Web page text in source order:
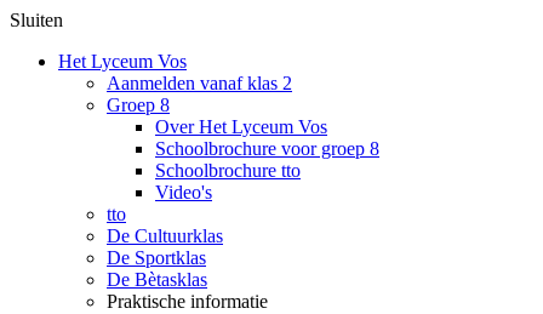
Sluiten
Het Lyceum Vos
Aanmelden vanaf klas 2
Groep 8
Over Het Lyceum Vos
Schoolbrochure voor groep 8
Schoolbrochure tto
Video's
tto
De Cultuurklas
De Sportklas
De Bètasklas
Praktische informatie